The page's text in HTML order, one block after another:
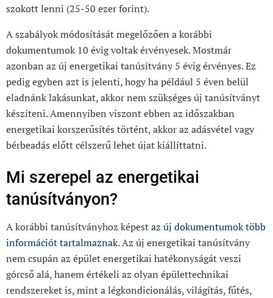
szokott lenni (25-50 ezer forint).
A szabályok módosítását megelőzően a korábbi
dokumentumok 10 évig voltak érvényesek. Mostmár
azonban az új energetikai tanúsítvány 5 évig érvényes. Ez
pedig egyben azt is jelenti, hogy ha például 5 éven belül
eladnánk lakásunkat, akkor nem szükséges új tanúsítványt
készíteni. Amennyiben viszont ebben az időszakban
energetikai korszerűsítés történt, akkor az adásvétel vagy
bérbeadás előtt célszerű lehet újat kiállíttatni.
Mi szerepel az energetikai
tanúsítványon?
A korábbi tanúsítványhoz képestaz új dokumentumok több
információt tartalmaznak. Az új energetikai tanúsítvány
nem csupán az épület energetikai hatékonyságát veszi
górcső alá, hanem értékeli az olyan épülettechnikai
rendszereket is, mint a légkondicionálás, világítás, fűtés,